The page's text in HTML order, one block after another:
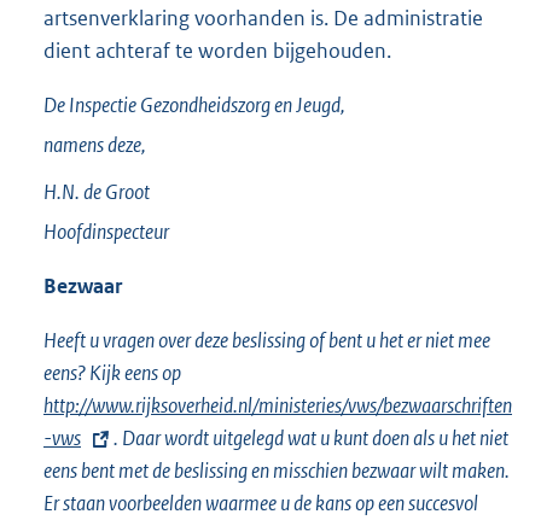
artsenverklaring voorhanden is. De administratie
dient achteraf te worden bijgehouden.
De Inspectie Gezondheidszorg en Jeugd,
namens deze,
H.N. deGroot
Hoofdinspecteur
Bezwaar
Heeft u vragen over deze beslissing of bent u het er niet mee
eens? Kijk eens op
x
t
e
r
http://www.rijksoverheid.nl/ministeries/vws/bezwaarschriften
-vws
. Daar wordt uitgelegd wat u kunt doen als u het niet
eens bent met de beslissing en misschien bezwaar wilt maken.
Er staan voorbeelden waarmee u de kans op een succesvol